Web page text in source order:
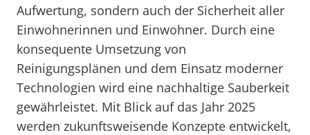
Aufwertung, sondern auch der Sicherheit aller
Einwohnerinnen und Einwohner. Durch eine
konsequente Umsetzung von
Reinigungsplänen und dem Einsatz moderner
Technologien wird eine nachhaltige Sauberkeit
gewährleistet. Mit Blick auf das Jahr 2025
werden zukunftsweisende Konzepte entwickelt,